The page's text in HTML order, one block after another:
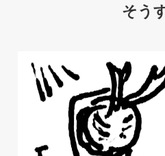
そう